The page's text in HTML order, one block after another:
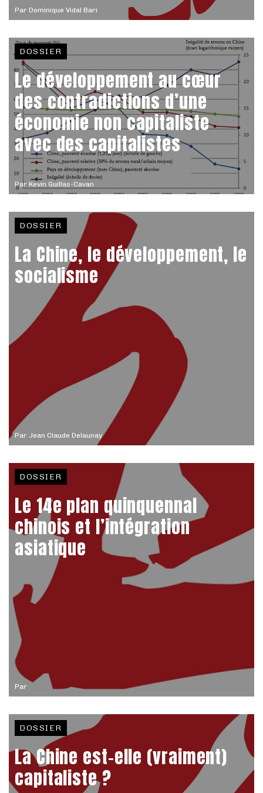
Par Dominique Vidal Bari
Par Kevin Guillas-Cavan
DOSSIER
Le développement au cœur
des contradictions d’une
économie non capitaliste
avec des capitalistes
Par Jean Claude Delaunay
DOSSIER
La Chine, le développement, le
socialisme
Par
DOSSIER
Le 14e plan quinquennal
chinois et l’intégration
asiatique
DOSSIER
La Chine est-elle (vraiment)
capitaliste ?